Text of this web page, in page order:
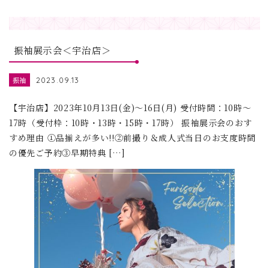
振袖展示会＜宇治店＞
振袖 2023.09.13
【宇治店】2023年10月13日(金)～16日(月) 受付時間：10時～
17時（受付枠：10時・13時・15時・17時） 振袖展示会のおす
すめ理由 ①品揃えが多い!!②前撮り＆成人式当日のお支度時間
の優先ご予約③早期特典 […]